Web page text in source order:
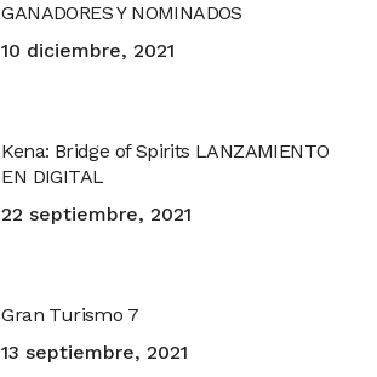
GANADORES Y NOMINADOS
10 diciembre, 2021
Kena: Bridge of Spirits LANZAMIENTO
EN DIGITAL
22 septiembre, 2021
Gran Turismo 7
13 septiembre, 2021